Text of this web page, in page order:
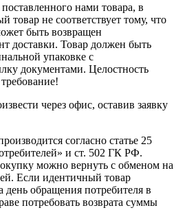
нами товара, в
товар не соответствует тому, что
быть возвращен
доставки. Товар должен быть
упаковке с
документами. Целостность
через офис, оставив заявку
согласно статье 25
и ст. 502 ГК РФ.
можно вернуть с обменом на
Если идентичный товар
день обращения потребителя в
потребовать возврата суммы